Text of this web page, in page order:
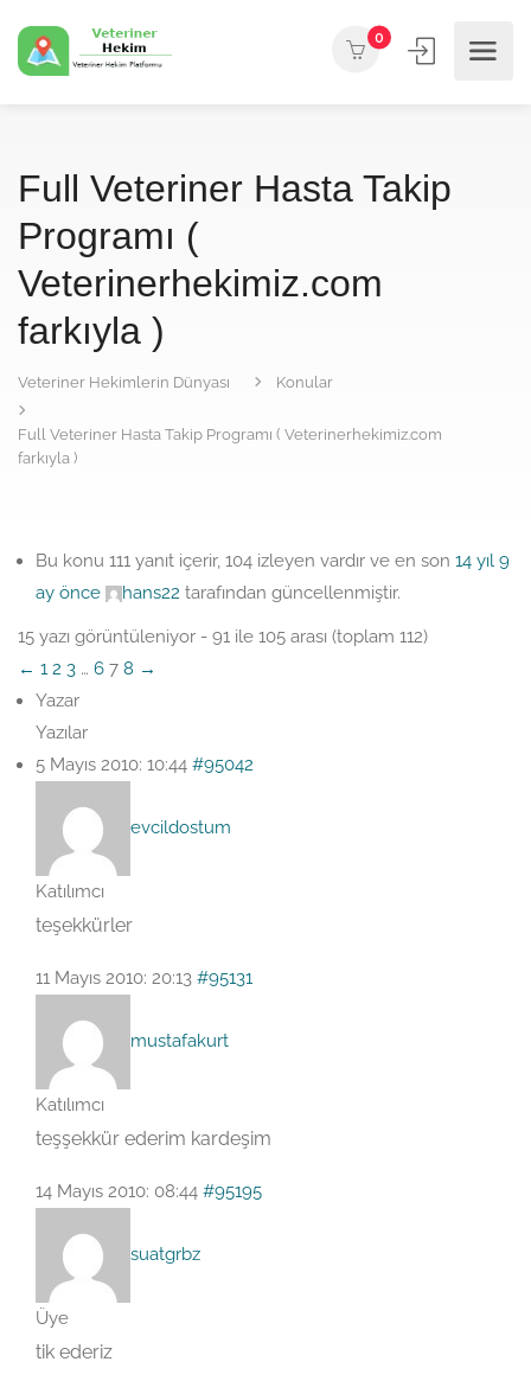
0
Full Veteriner Hasta Takip
Programı (
Veterinerhekimiz.com
farkıyla )
Veteriner Hekimlerin Dünyası Konular
Full Veteriner Hasta Takip Programı ( Veterinerhekimiz.com
farkıyla )
Bu konu 111 yanıt içerir, 104 izleyen vardır ve en son 14 yıl 9
ay önce
hans22 tarafından güncellenmiştir.
15 yazı görüntüleniyor - 91 ile 105 arası (toplam 112)
← 1 2 3 … 6 7 8 →
Yazar
Yazılar
5 Mayıs 2010: 10:44 #95042
evcildostum
Katılımcı
teşekkürler
11 Mayıs 2010: 20:13 #95131
mustafakurt
Katılımcı
teşşekkür ederim kardeşim
14 Mayıs 2010: 08:44 #95195
suatgrbz
Üye
tik ederiz